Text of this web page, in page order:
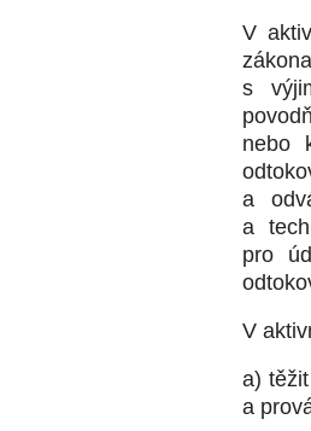
V
s
nebo
a
a
pro
V
a)
a